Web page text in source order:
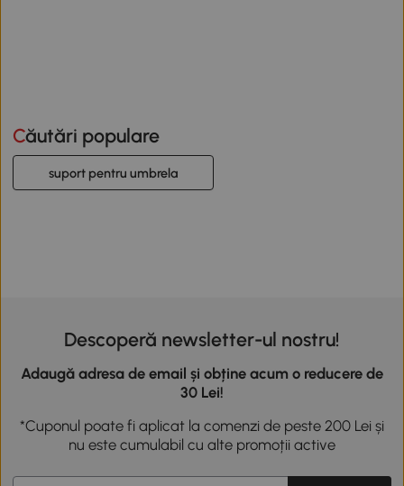
Căutări populare
suport pentru umbrela
Descoperă newsletter-ul nostru!
Adaugă adresa de email și obține acum o reducere de
30 Lei!
*Cuponul poate fi aplicat la comenzi de peste 200 Lei și
nu este cumulabil cu alte promoții active